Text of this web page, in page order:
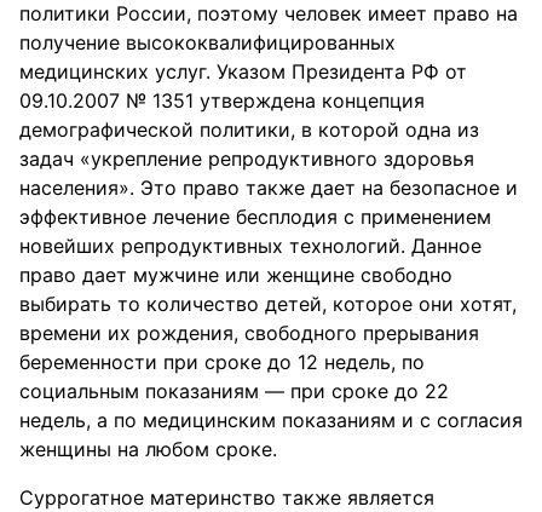
политики России, поэтому человек имеет право на
получение высококвалифицированных
медицинских услуг. Указом Президента РФ от
09.10.2007 № 1351 утверждена концепция
демографической политики, в которой одна из
задач «укрепление репродуктивного здоровья
населения». Это право также дает на безопасное и
эффективное лечение бесплодия с применением
новейших репродуктивных технологий. Данное
право дает мужчине или женщине свободно
выбирать то количество детей, которое они хотят,
времени их рождения, свободного прерывания
беременности при сроке до 12 недель, по
социальным показаниям — при сроке до 22
недель, а по медицинским показаниям и с согласия
женщины на любом сроке.
Суррогатное материнство также является